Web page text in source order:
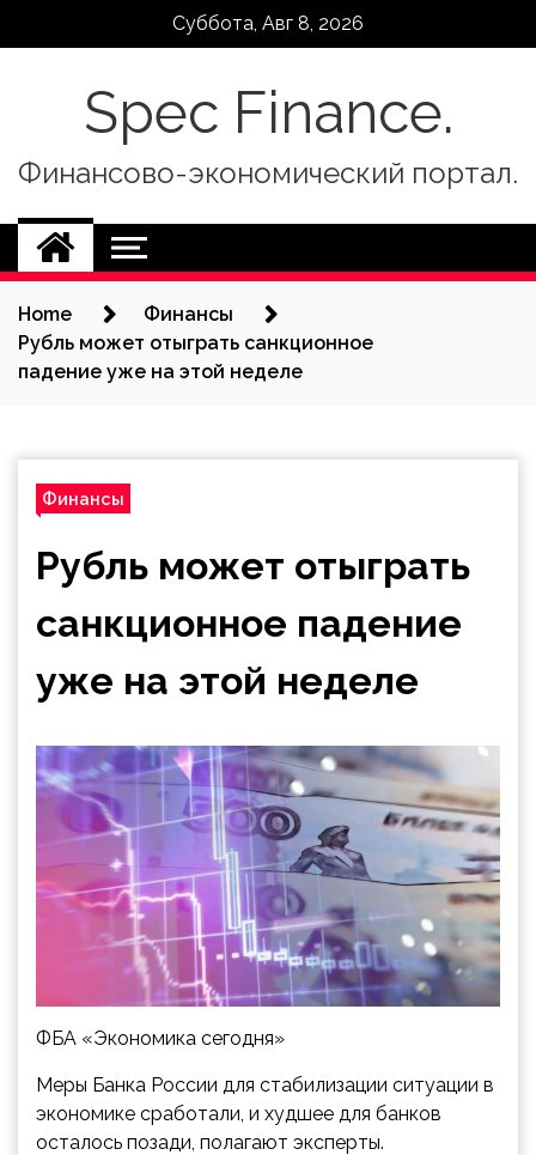
Суббота, Авг 8, 2026
Spec Finance.
Финансово-экономический портал.
Home
Финансы
Рубль может отыграть санкционное
падение уже на этой неделе
Финансы
Рубль может отыграть
санкционное падение
уже на этой неделе
ФБА «Экономика сегодня»
Меры Банка России для стабилизации ситуации в
экономике сработали, и худшее для банков
осталось позади, полагают эксперты.